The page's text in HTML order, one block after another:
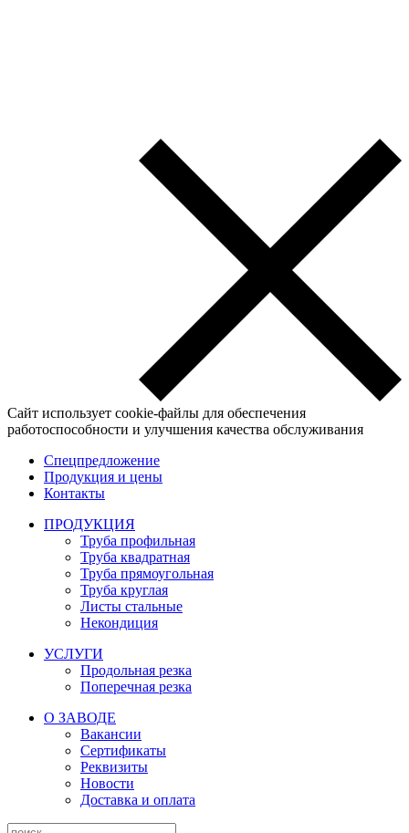
Сайт использует cookie-файлы для обеспечения
работоспособности и улучшения качества обслуживания
Спецпредложение
Продукция и цены
Контакты
ПРОДУКЦИЯ
Труба профильная
Труба квадратная
Труба прямоугольная
Труба круглая
Листы стальные
Некондиция
УСЛУГИ
Продольная резка
Поперечная резка
О ЗАВОДЕ
Вакансии
Сертификаты
Реквизиты
Новости
Доставка и оплата